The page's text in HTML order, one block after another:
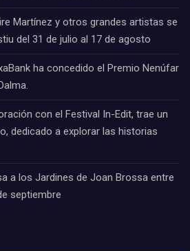
Martínez y otros grandes artistas se
del 31 de julio al 17 de agosto
ha concedido el Premio Nenúfar
con el Festival In-Edit, trae un
dedicado a explorar las historias
a los Jardines de Joan Brossa entre
septiembre